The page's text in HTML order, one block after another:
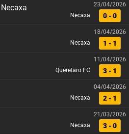
23/04/2026
Necaxa
0 - 0
18/04/2026
Necaxa
1 - 1
11/04/2026
Queretaro FC
3 - 1
04/04/2026
Necaxa
2 - 1
21/03/2026
Necaxa
3 - 0